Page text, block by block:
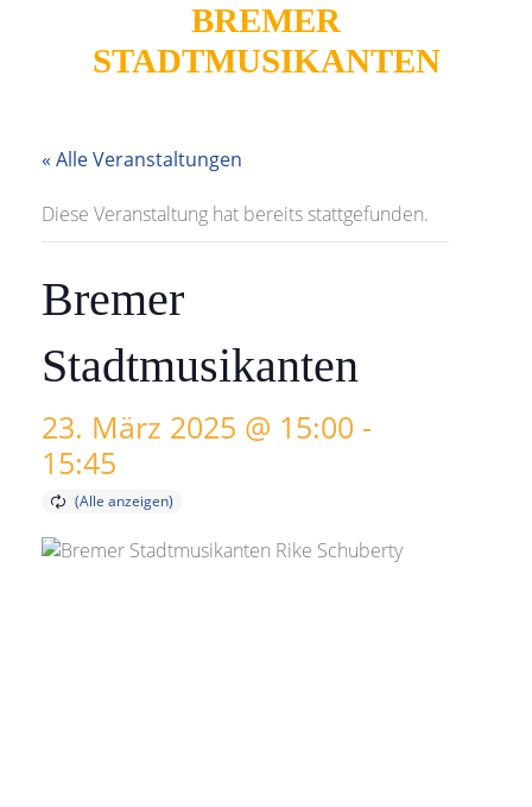
BREMER
STADTMUSIKANTEN
« Alle Veranstaltungen
Diese Veranstaltung hat bereits stattgefunden.
Bremer
Stadtmusikanten
23. März 2025 @ 15:00 -
15:45